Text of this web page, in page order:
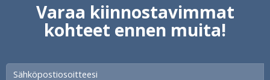
Varaa kiinnostavimmat
kohteet ennen muita!